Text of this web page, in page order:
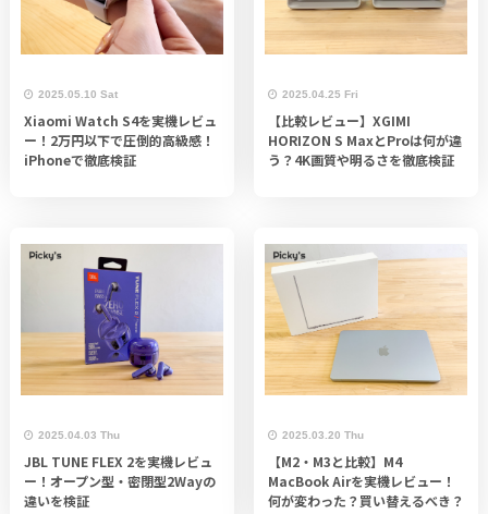
2025.05.10 Sat
Xiaomi Watch S4を実機レビュ
ー！2万円以下で圧倒的高級感！
iPhoneで徹底検証
2025.04.25 Fri
【比較レビュー】XGIMI
HORIZON S MaxとProは何が違
う？4K画質や明るさを徹底検証
2025.04.03 Thu
JBL TUNE FLEX 2を実機レビュ
ー！オープン型・密閉型2Wayの
違いを検証
2025.03.20 Thu
【M2・M3と比較】M4
MacBook Airを実機レビュー！
何が変わった？買い替えるべき？